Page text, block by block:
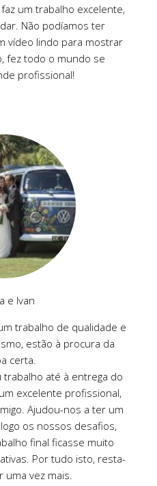
um trabalho excelente,
Não podíamos ter
vídeo lindo para mostrar
fez todo o mundo se
profissional!
e Ivan
trabalho de qualidade e
estão à procura da
certa.
até à entrega do
excelente profissional,
Ajudou-nos a ter um
os nossos desafios,
final ficasse muito
Por tudo isto, resta-
uma vez mais.